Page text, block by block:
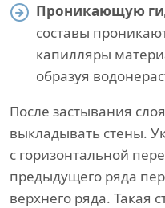
Проникающую
составы
капилляры
образуя
После застывания
выкладывать стены.
с горизонтальной
предыдущего ряда
верхнего ряда. Такая